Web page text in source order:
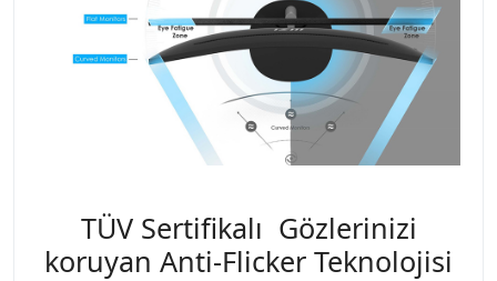
TÜV Sertifikalı Gözlerinizi
koruyan Anti-Flicker Teknolojisi